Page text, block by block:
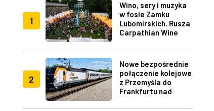
1
Wino, sery i muzyka
w fosie Zamku
Lubomirskich. Rusza
Carpathian Wine
2
Nowe bezpośrednie
połączenie kolejowe
z Przemyśla do
Frankfurtu nad